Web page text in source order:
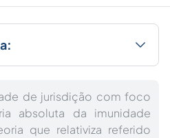
de jurisdição com foco
absoluta da imunidade
que relativiza referido